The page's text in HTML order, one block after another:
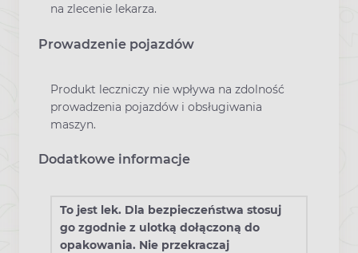
na zlecenie lekarza.
Prowadzenie pojazdów
Produkt leczniczy nie wpływa na zdolność
prowadzenia pojazdów i obsługiwania
maszyn.
Dodatkowe informacje
To jest lek. Dla bezpieczeństwa stosuj
go zgodnie z ulotką dołączoną do
opakowania. Nie przekraczaj